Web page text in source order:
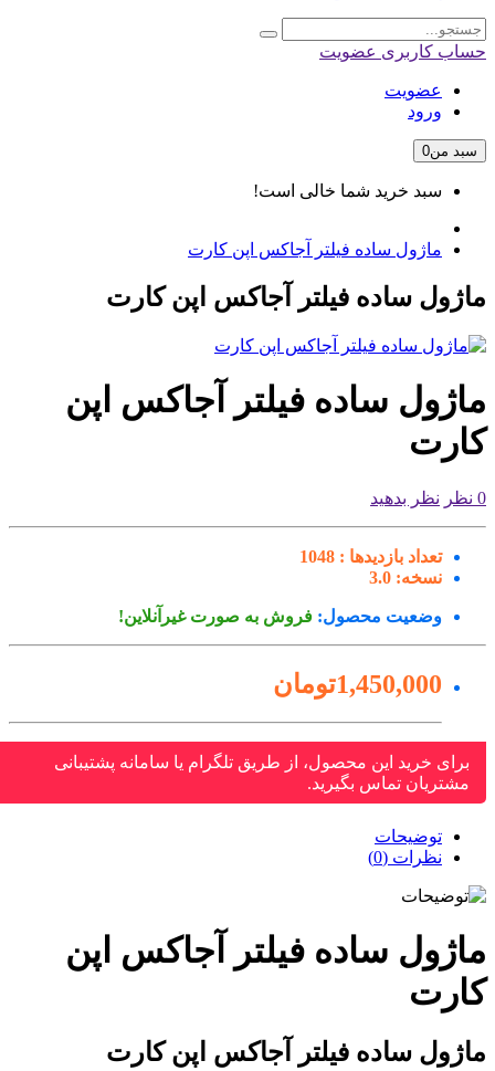
کاربری عضویت
عضویت
ورود
من0
سبد خرید شما خالی است!
ماژول ساده فیلتر آجاکس اپن کارت
ساده فیلتر آجاکس اپن کارت
ساده فیلتر آجاکس اپن
نظر بدهید
تعداد بازدیدها : 1048
نسخه: 3.0
وضعیت محصول:فروش به صورت غیرآنلاین!
1,450,000تومان
برای خرید این محصول، از طریق تلگرام یا سامانه پشتیبانی
مشتریان تماس بگیرید.
توضیحات
نظرات (0)
ساده فیلتر آجاکس اپن
ساده فیلتر آجاکس اپن کارت